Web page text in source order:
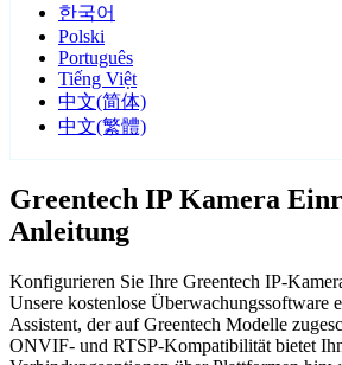
한국어
Polski
Português
Tiếng Việt
中文(简体)
中文(繁體)
Greentech IP Kamera
Anleitung
Konfigurieren Sie Ihre Greentech IP-
Unsere kostenlose Überwachungssoftware
Assistent, der auf Greentech Modelle
ONVIF- und RTSP-Kompatibilität bietet